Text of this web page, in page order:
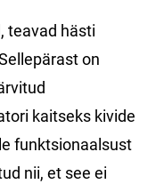
teavad hästi
on
kaitseks kivide
funktsionaalsust
nii, et see ei